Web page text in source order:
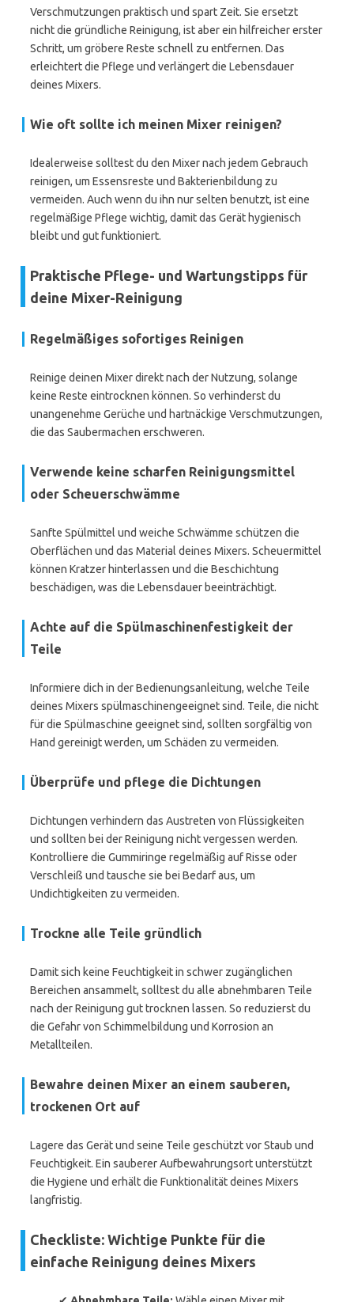
Verschmutzungen praktisch und spart Zeit. Sie ersetzt
nicht die gründliche Reinigung, ist aber ein hilfreicher erster
Schritt, um gröbere Reste schnell zu entfernen. Das
erleichtert die Pflege und verlängert die Lebensdauer
deines Mixers.
Wie oft sollte ich meinen Mixer reinigen?
Idealerweise solltest du den Mixer nach jedem Gebrauch
reinigen, um Essensreste und Bakterienbildung zu
vermeiden. Auch wenn du ihn nur selten benutzt, ist eine
regelmäßige Pflege wichtig, damit das Gerät hygienisch
bleibt und gut funktioniert.
Praktische Pflege- und Wartungstipps für
deine Mixer-Reinigung
Regelmäßiges sofortiges Reinigen
Reinige deinen Mixer direkt nach der Nutzung, solange
keine Reste eintrocknen können. So verhinderst du
unangenehme Gerüche und hartnäckige Verschmutzungen,
die das Saubermachen erschweren.
Verwende keine scharfen Reinigungsmittel
oder Scheuerschwämme
Sanfte Spülmittel und weiche Schwämme schützen die
Oberflächen und das Material deines Mixers. Scheuermittel
können Kratzer hinterlassen und die Beschichtung
beschädigen, was die Lebensdauer beeinträchtigt.
Achte auf die Spülmaschinenfestigkeit der
Teile
Informiere dich in der Bedienungsanleitung, welche Teile
deines Mixers spülmaschinengeeignet sind. Teile, die nicht
für die Spülmaschine geeignet sind, sollten sorgfältig von
Hand gereinigt werden, um Schäden zu vermeiden.
Überprüfe und pflege die Dichtungen
Dichtungen verhindern das Austreten von Flüssigkeiten
und sollten bei der Reinigung nicht vergessen werden.
Kontrolliere die Gummiringe regelmäßig auf Risse oder
Verschleiß und tausche sie bei Bedarf aus, um
Undichtigkeiten zu vermeiden.
Trockne alle Teile gründlich
Damit sich keine Feuchtigkeit in schwer zugänglichen
Bereichen ansammelt, solltest du alle abnehmbaren Teile
nach der Reinigung gut trocknen lassen. So reduzierst du
die Gefahr von Schimmelbildung und Korrosion an
Metallteilen.
Bewahre deinen Mixer an einem sauberen,
trockenen Ort auf
Lagere das Gerät und seine Teile geschützt vor Staub und
Feuchtigkeit. Ein sauberer Aufbewahrungsort unterstützt
die Hygiene und erhält die Funktionalität deines Mixers
langfristig.
Checkliste: Wichtige Punkte für die
einfache Reinigung deines Mixers